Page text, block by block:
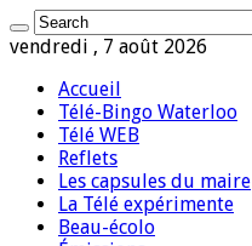
vendredi , 7 août 2026
Accueil
Télé-Bingo Waterloo
Télé WEB
Reflets
Les capsules du maire
La Télé expérimente
Beau-écolo